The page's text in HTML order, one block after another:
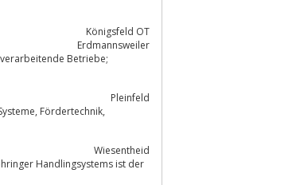
Königsfeld OT
Erdmannsweiler
Pleinfeld
Wiesentheid